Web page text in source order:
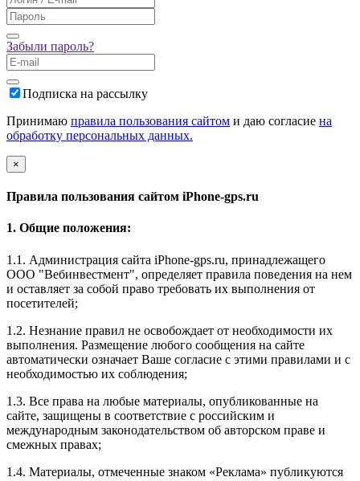
Забыли пароль?
Подписка на рассылку
Принимаю правила пользования сайтом и даю согласие на
обработку персональных данных.
×
Правила пользования сайтом iPhone-gps.ru
1. Общие положения:
1.1. Администрация сайта iPhone-gps.ru, принадлежащего
ООО "Вебинвестмент", определяет правила поведения на нем
и оставляет за собой право требовать их выполнения от
посетителей;
1.2. Незнание правил не освобождает от необходимости их
выполнения. Размещение любого сообщения на сайте
автоматически означает Ваше согласие с этими правилами и с
необходимостью их соблюдения;
1.3. Все права на любые материалы, опубликованные на
сайте, защищены в соответствие с российским и
международным законодательством об авторском праве и
смежных правах;
1.4. Материалы, отмеченные знаком «Реклама» публикуются